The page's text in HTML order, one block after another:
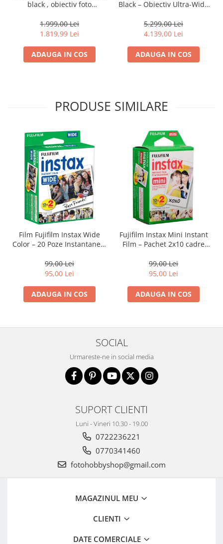
black , obiectiv foto
1.999,00 Lei
1.819,99 Lei
ADAUGA IN COS
Black – Obiectiv Ultra-Wide
și Arhitectură | Claritate și
Control Total
5.299,00 Lei
4.139,00 Lei
ADAUGA IN COS
PRODUSE SIMILARE
Film Fujifilm Instax Wide
Color – 20 Poze Instantanee,
Vibrante
99,00 Lei
95,00 Lei
ADAUGA IN COS
Fujifilm Instax Mini Instant
Film – Pachet 2x10 cadre
color vibrante și developare
rapidă
99,00 Lei
95,00 Lei
ADAUGA IN COS
SOCIAL
Urmareste-ne in social media
SUPORT CLIENTI
Luni - Vineri 10.30 - 19.00
0722236221
0770341460
fotohobbyshop@gmail.com
MAGAZINUL MEU
CLIENTI
DATE COMERCIALE